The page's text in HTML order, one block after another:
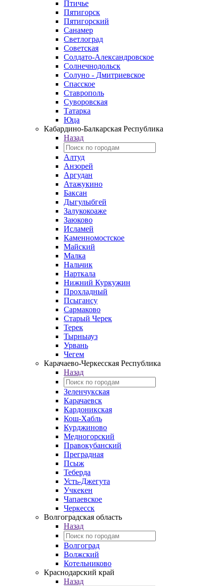
Птичье
Пятигорск
Пятигорский
Санамер
Светлоград
Советская
Солдато-Александровское
Солнечнодольск
Солуно - Дмитриевское
Спасское
Ставрополь
Суворовская
Татарка
Юца
Кабардино‑Балкарская Республика
Назад
Алтуд
Анзорей
Аргудан
Атажукино
Баксан
Дыгулыбгей
Залукокоаже
Заюково
Исламей
Каменномостское
Майский
Малка
Нальчик
Нарткала
Нижний Куркужин
Прохладный
Псыгансу
Сармаково
Старый Черек
Терек
Тырныауз
Урвань
Чегем
Карачаево-Черкесская Республика
Назад
Зеленчукская
Карачаевск
Кардоникская
Кош-Хабль
Курджиново
Медногорский
Правокубанский
Преградная
Псыж
Теберда
Усть-Джегута
Учкекен
Чапаевское
Черкесск
Волгоградская область
Назад
Волгоград
Волжский
Котельниково
Краснодарский край
Назад